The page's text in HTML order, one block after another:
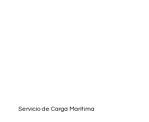
Servicio de Carga Marítima